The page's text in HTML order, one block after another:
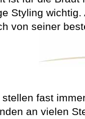
Styling
von seiner
fast
an vielen